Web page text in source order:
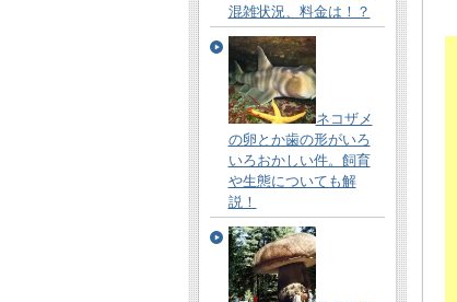
混雑状況、料金は！？
ネコザメ
の卵とか歯の形がいろ
いろおかしい件。飼育
や生態についても解
説！